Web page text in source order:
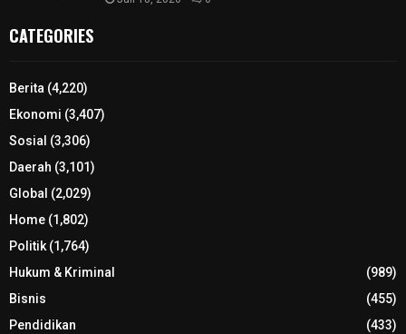
CATEGORIES
Berita (4,220)
Ekonomi (3,407)
Sosial (3,306)
Daerah (3,101)
Global (2,029)
Home (1,802)
Politik(1,764)
Hukum & Kriminal
(989)
Bisnis
(455)
Pendidikan
(433)